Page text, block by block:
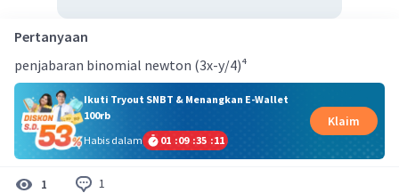
Pertanyaan
penjabaran binomial newton (3x-y/4)⁴
Ikuti Tryout SNBT & Menangkan E-Wallet
100rb
Habis dalam
01 :09 :35 :10
Klaim
1 1